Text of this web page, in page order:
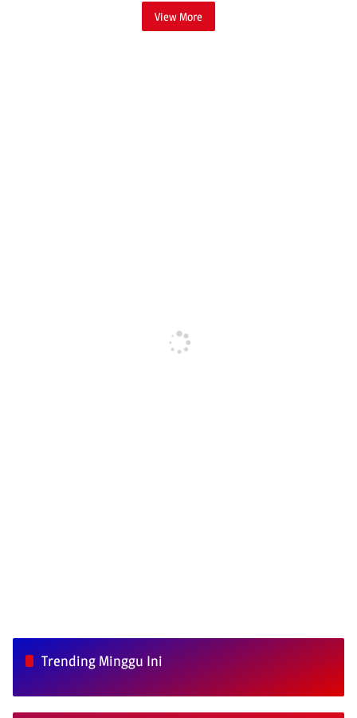
View More
Trending Minggu Ini